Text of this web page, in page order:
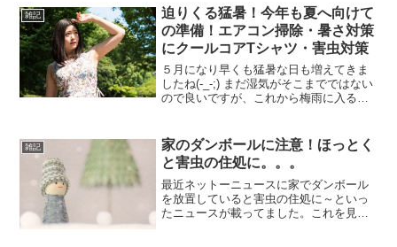
ないかを考えた時に、手軽に対策できる
方法としておすす...
雑記
迫りくる猛暑！今年も夏へ向けて
の準備！エアコン掃除・暑さ対策
にクールコアTシャツ・害虫対策
５月になり早くも猛暑な日も増えてきま
したね(-_-;) まだ湿気がそこまでではない
ので良いですが、これから梅雨に入るこ
の準備を、去年より早いですがぼちぼち
始めてみ...
雑記
家のダンボールに注意！ほっとく
と害虫の住処に。。。
最近ネットーニュースに家でダンボール
を放置していると害虫の住処に～といっ
たニュースが載ってました。これを見て